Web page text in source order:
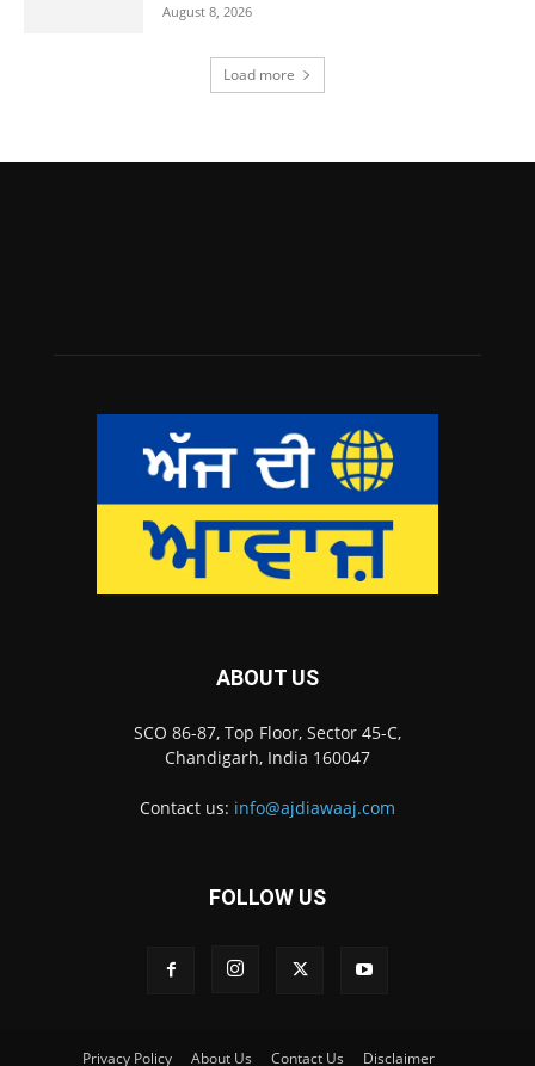
August 8, 2026
Load more
ABOUT US
SCO 86-87, Top Floor, Sector 45-C,
Chandigarh, India 160047
Contact us: info@ajdiawaaj.com
FOLLOW US
Privacy Policy About Us Contact Us Disclaimer